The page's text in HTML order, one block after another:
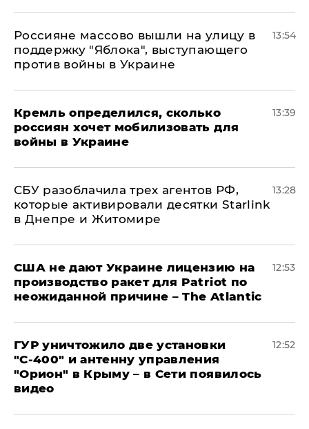
Россияне массово вышли на улицу в
поддержку "Яблока", выступающего
против войны в Украине
13:54
Кремль определился, сколько
россиян хочет мобилизовать для
войны в Украине
13:39
СБУ разоблачила трех агентов РФ,
которые активировали десятки Starlink
в Днепре и Житомире
13:28
США не дают Украине лицензию на
производство ракет для Patriot по
неожиданной причине – The Atlantic
12:53
ГУР уничтожило две установки
"С‑400" и антенну управления
"Орион" в Крыму – в Сети появилось
видео
12:52